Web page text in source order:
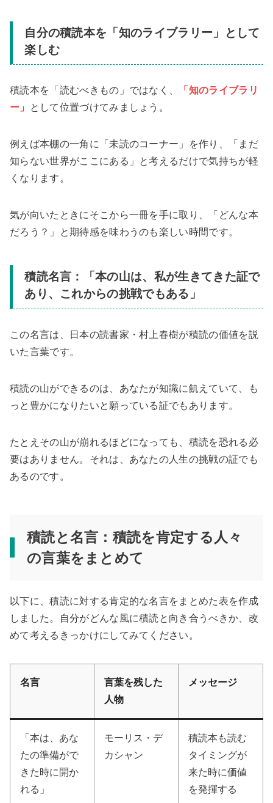
自分の積読本を「知のライブラリー」として
楽しむ
積読本を「読むべきもの」ではなく、
「知のライブラリ
ー」
として位置づけてみましょう。
例えば本棚の一角に「未読のコーナー」を作り、「まだ
知らない世界がここにある」と考えるだけで気持ちが軽
くなります。
気が向いたときにそこから一冊を手に取り、「どんな本
だろう？」と期待感を味わうのも楽しい時間です。
積読名言：「本の山は、私が生きてきた証で
あり、これからの挑戦でもある」
この名言は、日本の読書家・村上春樹が積読の価値を説
いた言葉です。
積読の山ができるのは、あなたが知識に飢えていて、も
っと豊かになりたいと願っている証でもあります。
たとえその山が崩れるほどになっても、積読を恐れる必
要はありません。それは、あなたの人生の挑戦の証でも
あるのです。
積読と名言：積読を肯定する人々
の言葉をまとめて
以下に、積読に対する肯定的な名言をまとめた表を作成
しました。自分がどんな風に積読と向き合うべきか、改
めて考えるきっかけにしてみてください。
名言
言葉を残した
人物
メッセージ
「本は、あな
たの準備がで
きた時に開か
れる」
モーリス・デ
カシャン
積読本も読む
タイミングが
来た時に価値
を発揮する